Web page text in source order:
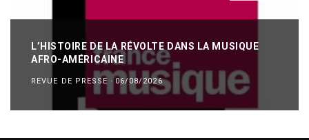
L’HISTOIRE DE LA RÉVOLTE DANS LA MUSIQUE
AFRO-AMÉRICAINE
REVUE DE PRESSE · 06/08/2026